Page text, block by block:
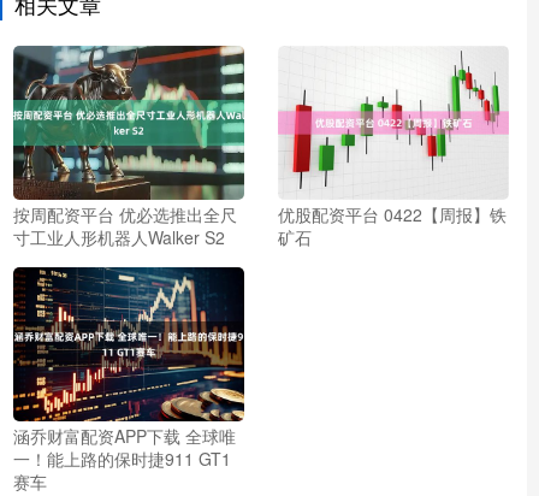
按周配资平台 优必选推出全尺
寸工业人形机器人Walker S2
优股配资平台 0422【周报】铁
矿石
涵乔财富配资APP下载 全球唯
一！能上路的保时捷911 GT1
赛车